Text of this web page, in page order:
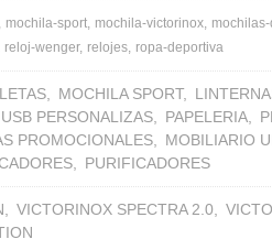
mochila-sport mochila-victorinox
reloj-wenger relojes ropa-deportiva
MOCHILA SPORT
PERSONALIZAS PAPELERIA
PROMOCIONALES
MOBILIARIO
PURIFICADORES
VICTORINOX SPECTRA 2.0